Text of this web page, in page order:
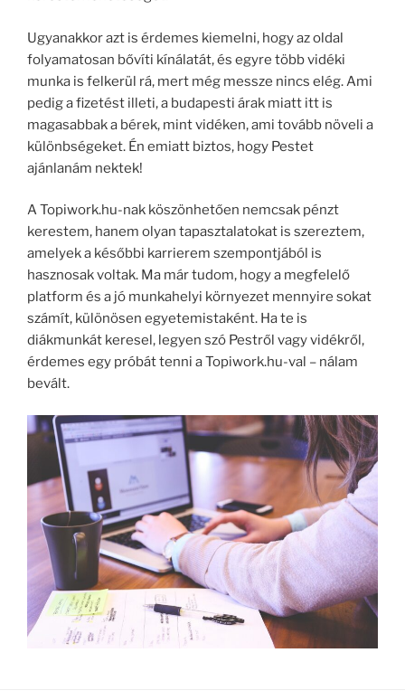
Ugyanakkor azt is érdemes kiemelni, hogy az oldal
folyamatosan bővíti kínálatát, és egyre több vidéki
munka is felkerül rá, mert még messze nincs elég. Ami
pedig a fizetést illeti, a budapesti árak miatt itt is
magasabbak a bérek, mint vidéken, ami tovább növeli a
különbségeket. Én emiatt biztos, hogy Pestet
ajánlanám nektek!
A Topiwork.hu-nak köszönhetően nemcsak pénzt
kerestem, hanem olyan tapasztalatokat is szereztem,
amelyek a későbbi karrierem szempontjából is
hasznosak voltak. Ma már tudom, hogy a megfelelő
platform és a jó munkahelyi környezet mennyire sokat
számít, különösen egyetemistaként. Ha te is
diákmunkát keresel, legyen szó Pestről vagy vidékről,
érdemes egy próbát tenni a Topiwork.hu-val – nálam
bevált.